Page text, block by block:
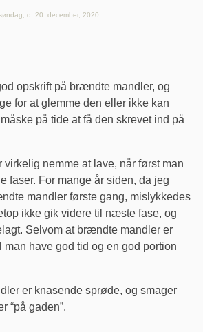
d. 20. december, 2020
opskrift på brændte mandler, og
for at glemme den eller ikke kan
på tide at få den skrevet ind på
nemme at lave, når først man
faser. For mange år siden, da jeg
mandler første gang, mislykkedes
ikke gik videre til næste fase, og
Selvom at brændte mandler er
man have god tid og en god portion
er knasende sprøde, og smager
“på gaden”.